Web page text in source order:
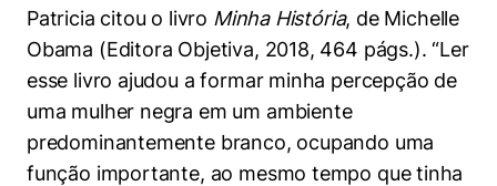
Patricia citou o livro Minha História, de Michelle
Obama (Editora Objetiva, 2018, 464 págs.). “Ler
esse livro ajudou a formar minha percepção de
uma mulher negra em um ambiente
predominantemente branco, ocupando uma
função importante, ao mesmo tempo que tinha